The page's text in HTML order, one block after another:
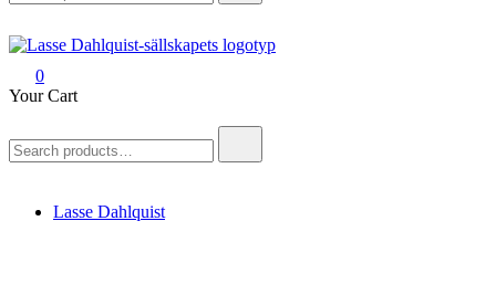
Lasse Dahlquist-sällskapet
Allt om Lasse Dahlquist – kompositör, musiker, artist, kåsör och
skådespelare
0
Your Cart
for:
Lasse Dahlquist